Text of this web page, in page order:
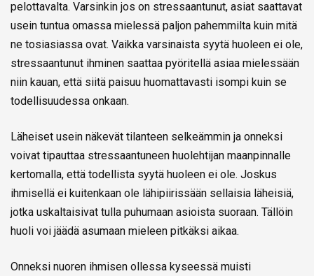
pelottavalta. Varsinkin jos on stressaantunut, asiat saattavat
usein tuntua omassa mielessä paljon pahemmilta kuin mitä
ne tosiasiassa ovat. Vaikka varsinaista syytä huoleen ei ole,
stressaantunut ihminen saattaa pyöritellä asiaa mielessään
niin kauan, että siitä paisuu huomattavasti isompi kuin se
todellisuudessa onkaan.
Läheiset usein näkevät tilanteen selkeämmin ja onneksi
voivat tipauttaa stressaantuneen huolehtijan maanpinnalle
kertomalla, että todellista syytä huoleen ei ole. Joskus
ihmisellä ei kuitenkaan ole lähipiirissään sellaisia läheisiä,
jotka uskaltaisivat tulla puhumaan asioista suoraan. Tällöin
huoli voi jäädä asumaan mieleen pitkäksi aikaa.
Onneksi nuoren ihmisen ollessa kyseessä muisti